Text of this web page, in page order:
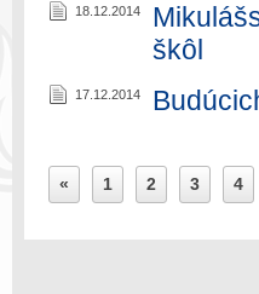
18.12.2014
škôl
17.12.2014
« 1 2 3 4